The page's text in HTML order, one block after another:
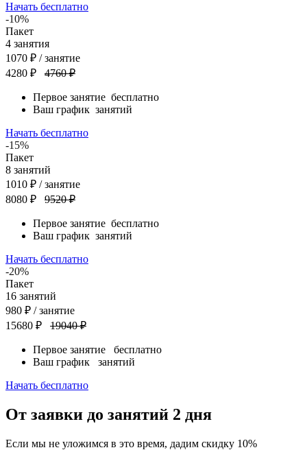
Начать бесплатно
-10%
Пакет
4 занятия
1070 ₽ / занятие
4280 ₽
4760 ₽
Первое занятие бесплатно
Ваш график занятий
Начать бесплатно
-15%
Пакет
8 занятий
1010 ₽ / занятие
8080 ₽
9520 ₽
Первое занятие бесплатно
Ваш график занятий
Начать бесплатно
-20%
Пакет
16 занятий
980 ₽ / занятие
15680 ₽
19040 ₽
Первое занятие бесплатно
Ваш график занятий
Начать бесплатно
От заявки до занятий 2 дня
Если мы не уложимся в это время, дадим скидку 10%